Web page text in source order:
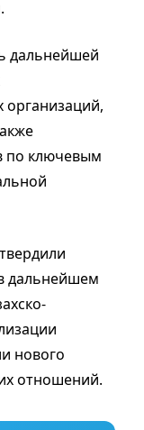
дальнейшей
по ключевым
дальнейшем
нового
отношений.